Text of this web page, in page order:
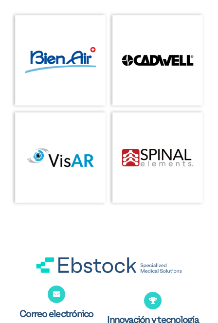
Correo electrónico
Innovación y tecnología